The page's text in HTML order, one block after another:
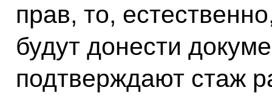
прав, то,
будут донести
подтверждают стаж